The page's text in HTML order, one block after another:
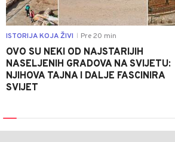
ISTORIJA KOJA ŽIVI Pre 20 min
OVO SU NEKI OD NAJSTARIJIH
NASELJENIH GRADOVA NA SVIJETU:
NJIHOVA TAJNA I DALJE FASCINIRA
SVIJET